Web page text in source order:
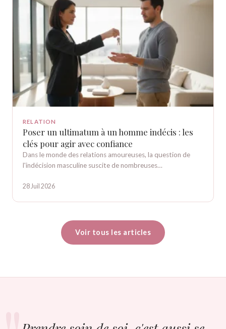
RELATION
Poser un ultimatum à un homme indécis : les
clés pour agir avec confiance
Dans le monde des relations amoureuses, la question de
l'indécision masculine suscite de nombreuses…
28 Juil 2026
Voir tous les articles